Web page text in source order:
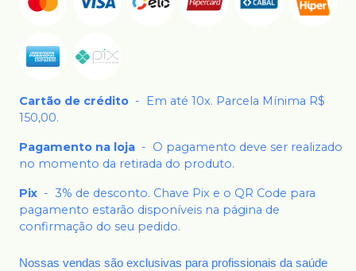
Cartão de crédito -
Em até 10x. Parcela Mínima R$
150,00.
Pagamento na loja - O pagamento deve ser realizado
no momento da retirada do produto.
Pix - 3% de desconto. Chave Pix e o QR Code para
pagamento estarão disponíveis na página de
confirmação do seu pedido.
Nossas vendas são exclusivas para profissionais da saúde